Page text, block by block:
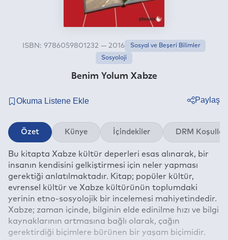
Benim Yolum Xabze
ISBN: 9786059801232 — 2016
Sosyal ve Beşeri Bilimler
Sosyoloji
Paylaş
Twitter
Linkedin
Whatsapp
E-mail
Özet Künye İçindekiler DRM Koşulları
Bu kitapta Xabze kültür deperleri esas alınarak, bir
insanın kendisini gelkiştirmesi için neler yapması
gerektiği anlatılmaktadır. Kitap; popüler kültür,
evrensel kültür ve Xabze kültürünün toplumdaki
yerinin etno-sosyolojik bir incelemesi mahiyetindedir.
Xabze; zaman içinde, bilginin elde edinilme hızı ve bilgi
kaynaklarının artmasına bağlı olarak, çağın
gerektirdiği biçimlere bürünen bir yaşam biçimidir.